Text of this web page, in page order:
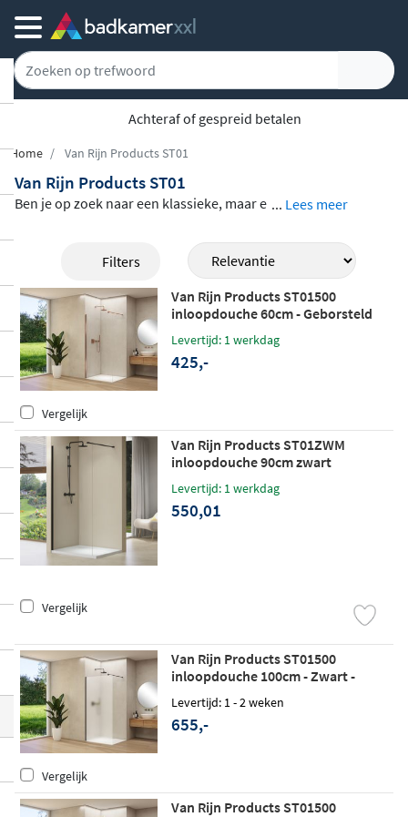
Achteraf of gespreid betalen
Home Van Rijn Products ST01
Van Rijn Products ST01
Ben je op zoek naar een klassieke, maar e
of nisdeur? De producten uit de ST01 seri
e van Van Rijn Products hebben een tijdlo
ze vormgeving wat zorgt voor een prachti
ge uitstraling in je badkamer. Bekijk de pr
oducten van Van Rijn Products hieronder.
... Lees meer
Filters
Van Rijn Products ST01500
inloopdouche 60cm - Geborsteld
koper - zonder stabilisatiestang
Levertijd: 1 werkdag
425,-
Vergelijk
Van Rijn Products ST01ZWM
inloopdouche 90cm zwart
Levertijd: 1 werkdag
550,01
Vergelijk
Van Rijn Products ST01500
inloopdouche 100cm - Zwart -
Levertijd: 1 - 2 weken
655,-
Vergelijk
Van Rijn Products ST01500